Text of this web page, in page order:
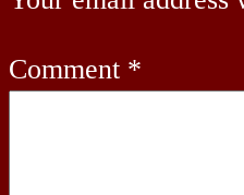
Comment *